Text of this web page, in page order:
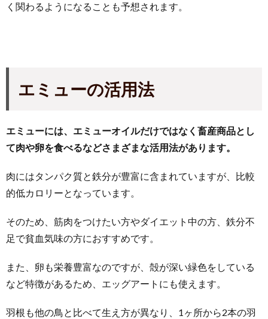
く関わるようになることも予想されます。
エミューの活用法
エミューには、エミューオイルだけではなく畜産商品とし
て肉や卵を食べるなどさまざまな活用法があります。
肉にはタンパク質と鉄分が豊富に含まれていますが、比較
的低カロリーとなっています。
そのため、筋肉をつけたい方やダイエット中の方、鉄分不
足で貧血気味の方におすすめです。
また、卵も栄養豊富なのですが、殻が深い緑色をしている
など特徴があるため、エッグアートにも使えます。
羽根も他の鳥と比べて生え方が異なり、1ヶ所から2本の羽